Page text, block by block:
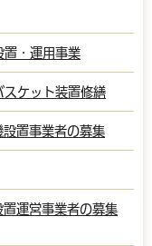
置・運用事業
スケット装置修繕
置事業者の募集
運営事業者の募集